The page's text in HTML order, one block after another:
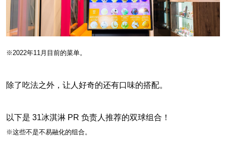
※2022年11月目前的菜单。
除了吃法之外，让人好奇的还有口味的搭配。
以下是 31冰淇淋 PR 负责人推荐的双球组合！
※这些不是不易融化的组合。